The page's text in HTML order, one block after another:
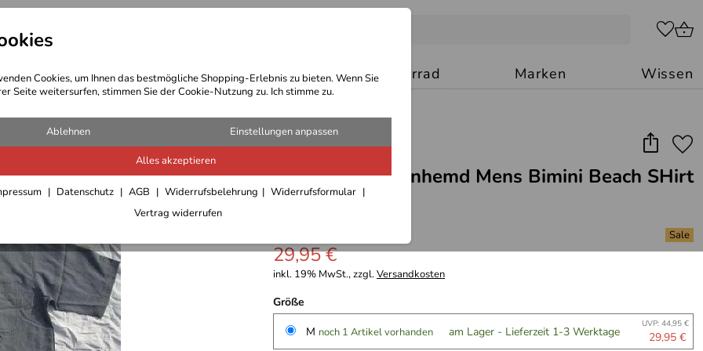
Cookies, um Ihnen das bestmögliche Shopping-Erlebnis zu bieten. Wenn Sie
Seite weitersurfen, stimmen Sie der Cookie-Nutzung zu. Ich stimme zu.
Ablehnen Einstellungen anpassen
Alles akzeptieren
Datenschutz AGB Widerrufsbelehrung
Widerrufsformular
Vertrag widerrufen
Bekleidung Outdoor Ausrüstung Motorrad Marken Wissen
Columbia Herrenhemd Mens Bimini Beach SHirt
Gr. M
29,95 €
inkl. 19% MwSt., zzgl.Versandkosten
Größe
M noch 1 Artikel vorhanden am Lager - Lieferzeit 1-3 Werktage UVP: 44,95 €
29,95 €